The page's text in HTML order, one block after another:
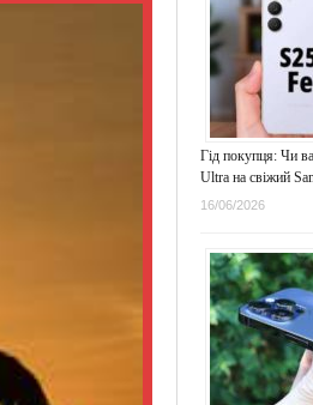
Гід покупця: Чи
Ultra на свіжий
16/06/2026